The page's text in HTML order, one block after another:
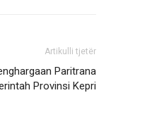
Artikulli tjetër
Paritrana
Provinsi Kepri